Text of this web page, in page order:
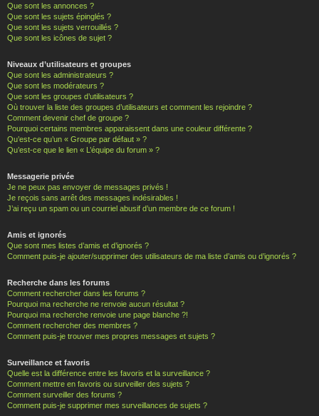
Que sont les annonces ?
Que sont les sujets épinglés ?
Que sont les sujets verrouillés ?
Que sont les icônes de sujet ?
Niveaux d’utilisateurs et groupes
Que sont les administrateurs ?
Que sont les modérateurs ?
Que sont les groupes d’utilisateurs ?
Où trouver la liste des groupes d’utilisateurs et comment les rejoindre ?
Comment devenir chef de groupe ?
Pourquoi certains membres apparaissent dans une couleur différente ?
Qu’est-ce qu’un « Groupe par défaut » ?
Qu’est-ce que le lien « L’équipe du forum » ?
Messagerie privée
Je ne peux pas envoyer de messages privés !
Je reçois sans arrêt des messages indésirables !
J’ai reçu un spam ou un courriel abusif d’un membre de ce forum !
Amis et ignorés
Que sont mes listes d’amis et d’ignorés ?
Comment puis-je ajouter/supprimer des utilisateurs de ma liste d’amis ou d’ignorés ?
Recherche dans les forums
Comment rechercher dans les forums ?
Pourquoi ma recherche ne renvoie aucun résultat ?
Pourquoi ma recherche renvoie une page blanche ?!
Comment rechercher des membres ?
Comment puis-je trouver mes propres messages et sujets ?
Surveillance et favoris
Quelle est la différence entre les favoris et la surveillance ?
Comment mettre en favoris ou surveiller des sujets ?
Comment surveiller des forums ?
Comment puis-je supprimer mes surveillances de sujets ?